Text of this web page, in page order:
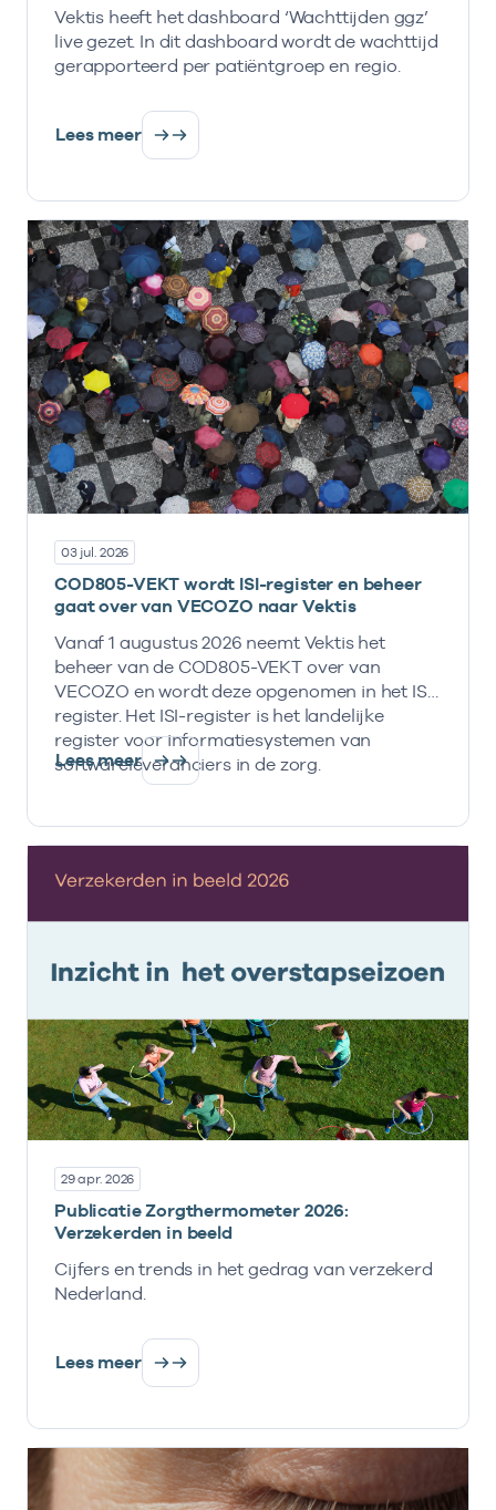
Vektis heeft het dashboard ‘Wachttijden ggz’
live gezet. In dit dashboard wordt de wachttijd
gerapporteerd per patiëntgroep en regio.
Lees meer
03 jul. 2026
COD805-VEKT wordt ISI-register en beheer
gaat over van VECOZO naar Vektis
Vanaf 1 augustus 2026 neemt Vektis het
beheer van de COD805-VEKT over van
VECOZO en wordt deze opgenomen in het ISI-
register. Het ISI-register is het landelijke
register voor informatiesystemen van
softwareleveranciers in de zorg.
Lees meer
29 apr. 2026
Publicatie Zorgthermometer 2026:
Verzekerden in beeld
Cijfers en trends in het gedrag van verzekerd
Nederland.
Lees meer